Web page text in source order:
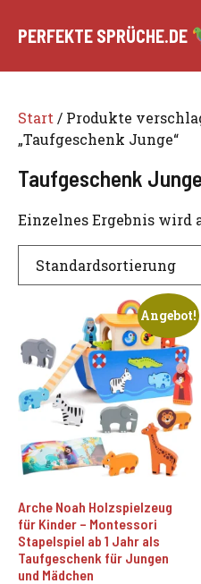
Inhalt
PERFEKTE SPRÜCHE.DE
Start / Produkte
„Taufgeschenk Junge“
Taufgeschenk Junge
Einzelnes Ergebnis wird
Angebot!
Arche Noah Holzspielzeug
für Kinder – Montessori
Stapelspiel ab 1 Jahr als
Taufgeschenk für Jungen
und Mädchen